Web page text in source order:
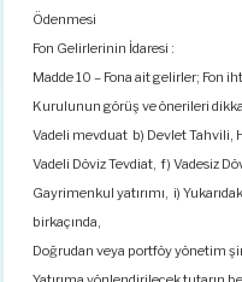
Ödenmesi
Fon Gelirlerinin İdaresi :
Madde 10 – Fona ait gelirler; Fon
Kurulunun görüş ve önerileri
Vadeli mevduat b) Devlet Tahvili,
Vadeli Döviz Tevdiat, f) Vadesiz
Gayrimenkul yatırımı, i)
birkaçında,
Doğrudan veya portföy yönetim